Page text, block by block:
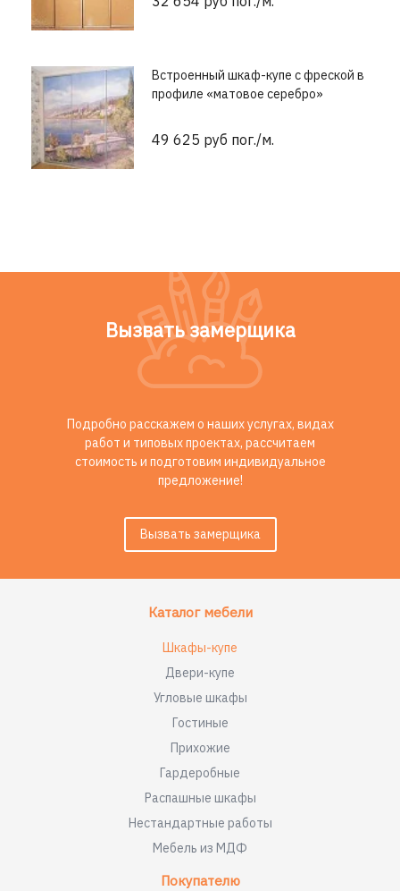
Встроенный шкаф-купе с фреской в
профиле «матовое серебро»
49 625 руб пог./м.
Вызвать замерщика
Подробно расскажем о наших услугах, видах
работ и типовых проектах, рассчитаем
стоимость и подготовим индивидуальное
предложение!
Вызвать замерщика
Каталог мебели
Шкафы-купе
Двери-купе
Угловые шкафы
Гостиные
Прихожие
Гардеробные
Распашные шкафы
Нестандартные работы
Мебель из МДФ
Покупателю